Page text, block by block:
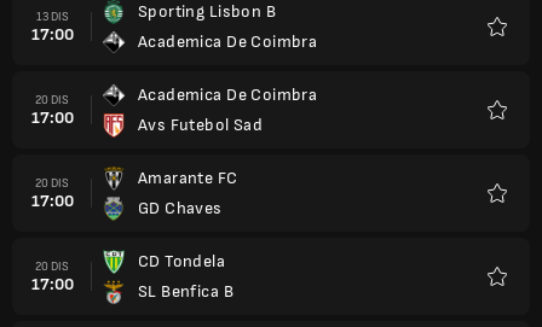
13 DIS
17:00
Sporting Lisbon B
Academica De Coimbra
20 DIS
17:00
Academica De Coimbra
Avs Futebol Sad
20 DIS
17:00
Amarante FC
GD Chaves
20 DIS
17:00
CD Tondela
SL Benfica B